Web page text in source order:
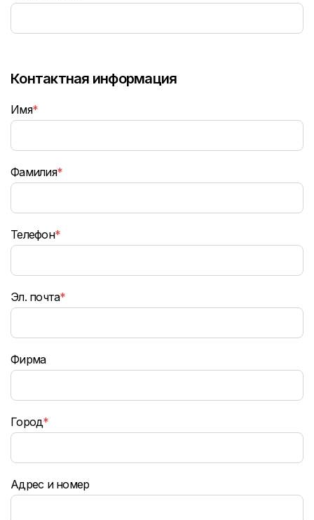
Контактная информация
Имя*
Фамилия*
Телефон*
Эл. почта*
Фирма
Город*
Адрес и номер